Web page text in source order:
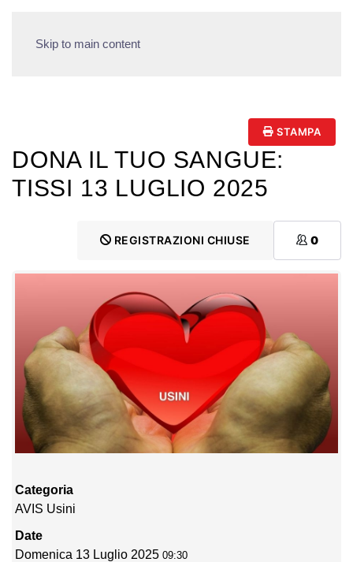
Skip to main content
STAMPA
DONA IL TUO SANGUE:
TISSI 13 LUGLIO 2025
REGISTRAZIONI CHIUSE 0
Categoria
AVIS Usini
Date
Domenica 13 Luglio 2025 09:30